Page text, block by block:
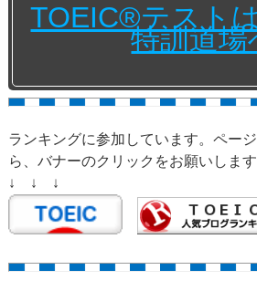
TOEIC®テスト
特訓道場
ランキングに参加しています。ペー
ら、バナーのクリックをお願いします
↓ ↓ ↓